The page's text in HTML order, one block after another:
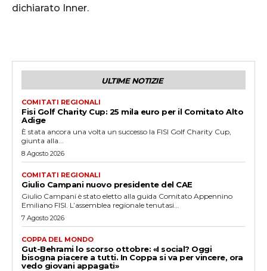
dichiarato Inner.
ULTIME NOTIZIE
COMITATI REGIONALI
Fisi Golf Charity Cup: 25 mila euro per il Comitato Alto
Adige
È stata ancora una volta un successo la FISI Golf Charity Cup,
giunta alla...
8 Agosto 2026
COMITATI REGIONALI
Giulio Campani nuovo presidente del CAE
Giulio Campani è stato eletto alla guida Comitato Appennino
Emiliano FISI. L’assemblea regionale tenutasi...
7 Agosto 2026
COPPA DEL MONDO
Gut-Behrami lo scorso ottobre: «I social? Oggi
bisogna piacere a tutti. In Coppa si va per vincere, ora
vedo giovani appagati»